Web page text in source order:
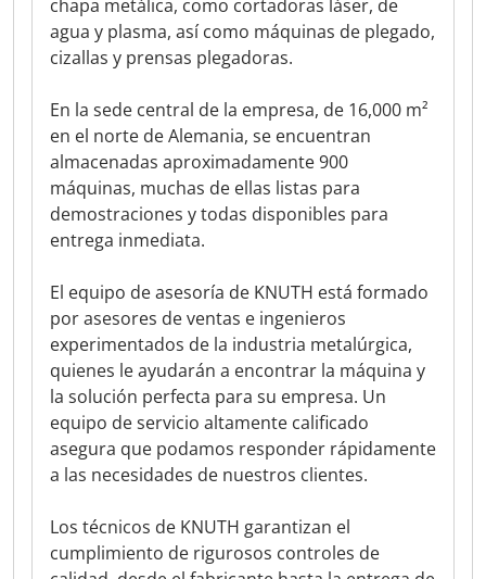
chapa metálica, como cortadoras láser, de
agua y plasma, así como máquinas de plegado,
cizallas y prensas plegadoras.
En la sede central de la empresa, de 16,000 m²
en el norte de Alemania, se encuentran
almacenadas aproximadamente 900
máquinas, muchas de ellas listas para
demostraciones y todas disponibles para
entrega inmediata.
El equipo de asesoría de KNUTH está formado
por asesores de ventas e ingenieros
experimentados de la industria metalúrgica,
quienes le ayudarán a encontrar la máquina y
la solución perfecta para su empresa. Un
equipo de servicio altamente calificado
asegura que podamos responder rápidamente
a las necesidades de nuestros clientes.
Los técnicos de KNUTH garantizan el
cumplimiento de rigurosos controles de